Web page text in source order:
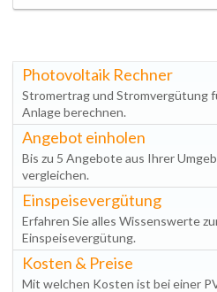
Photovoltaik Rechner
Stromertrag und Stromvergütung
Anlage berechnen.
Angebot einholen
Bis zu 5 Angebote aus Ihrer
vergleichen.
Einspeisevergütung
Erfahren Sie alles Wissenswerte
Einspeisevergütung.
Kosten & Preise
Mit welchen Kosten ist bei einer